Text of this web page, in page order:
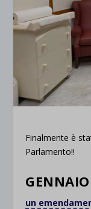
Finalmente è
Parlamento!!
un